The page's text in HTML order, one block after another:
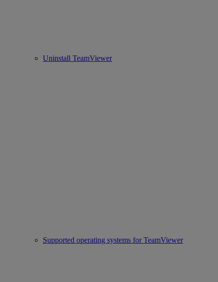
Uninstall TeamViewer
Supported operating systems for TeamViewer